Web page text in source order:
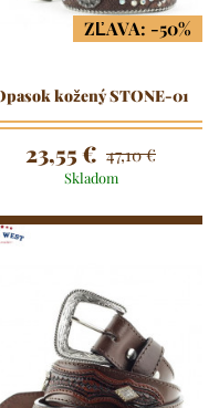
ZĽAVA: -50%
kožený STONE-01
23,55 € 47,10 €
Skladom